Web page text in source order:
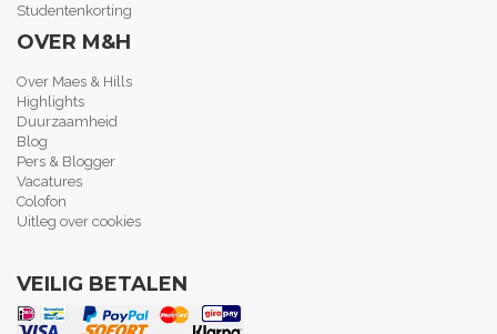
Studentenkorting
OVER M&H
Over Maes & Hills
Highlights
Duurzaamheid
Blog
Pers & Blogger
Vacatures
Colofon
Uitleg over cookies
VEILIG BETALEN